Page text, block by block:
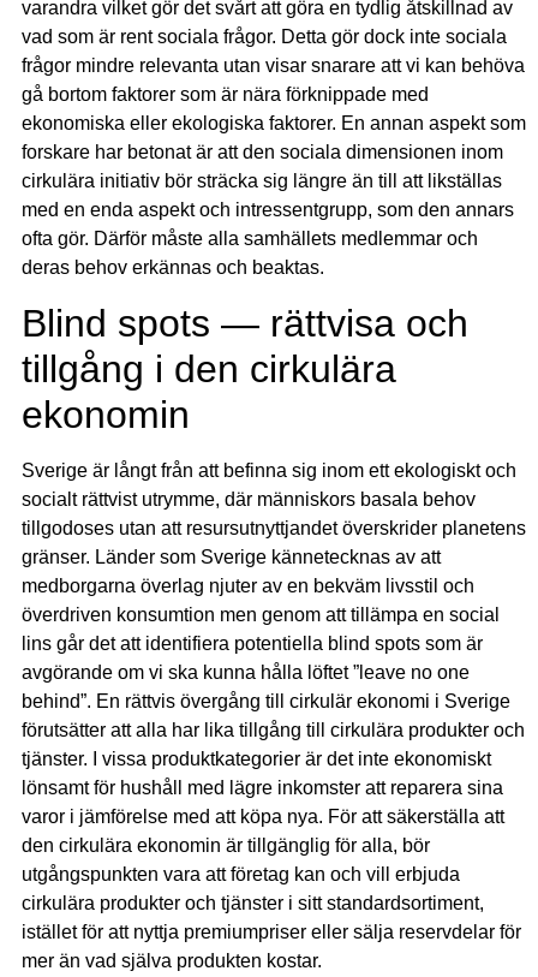
varandra vilket gör det svårt att göra en tydlig åtskillnad av
vad som är rent sociala frågor. Detta gör dock inte sociala
frågor mindre relevanta utan visar snarare att vi kan behöva
gå bortom faktorer som är nära förknippade med
ekonomiska eller ekologiska faktorer. En annan aspekt som
forskare har betonat är att den sociala dimensionen inom
cirkulära initiativ bör sträcka sig längre än till att likställas
med en enda aspekt och intressentgrupp, som den annars
ofta gör. Därför måste alla samhällets medlemmar och
deras behov erkännas och beaktas.
Blind spots — rättvisa och
tillgång i den cirkulära
ekonomin
Sverige är långt från att befinna sig inom ett ekologiskt och
socialt rättvist utrymme, där människors basala behov
tillgodoses utan att resursutnyttjandet överskrider planetens
gränser. Länder som Sverige kännetecknas av att
medborgarna överlag njuter av en bekväm livsstil och
överdriven konsumtion men genom att tillämpa en social
lins går det att identifiera potentiella blind spots som är
avgörande om vi ska kunna hålla löftet ”leave no one
behind”. En rättvis övergång till cirkulär ekonomi i Sverige
förutsätter att alla har lika tillgång till cirkulära produkter och
tjänster. I vissa produktkategorier är det inte ekonomiskt
lönsamt för hushåll med lägre inkomster att reparera sina
varor i jämförelse med att köpa nya. För att säkerställa att
den cirkulära ekonomin är tillgänglig för alla, bör
utgångspunkten vara att företag kan och vill erbjuda
cirkulära produkter och tjänster i sitt standardsortiment,
istället för att nyttja premiumpriser eller sälja reservdelar för
mer än vad själva produkten kostar.